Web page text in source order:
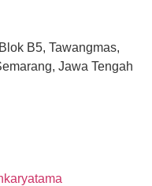
B5, Tawangmas,
Jawa Tengah